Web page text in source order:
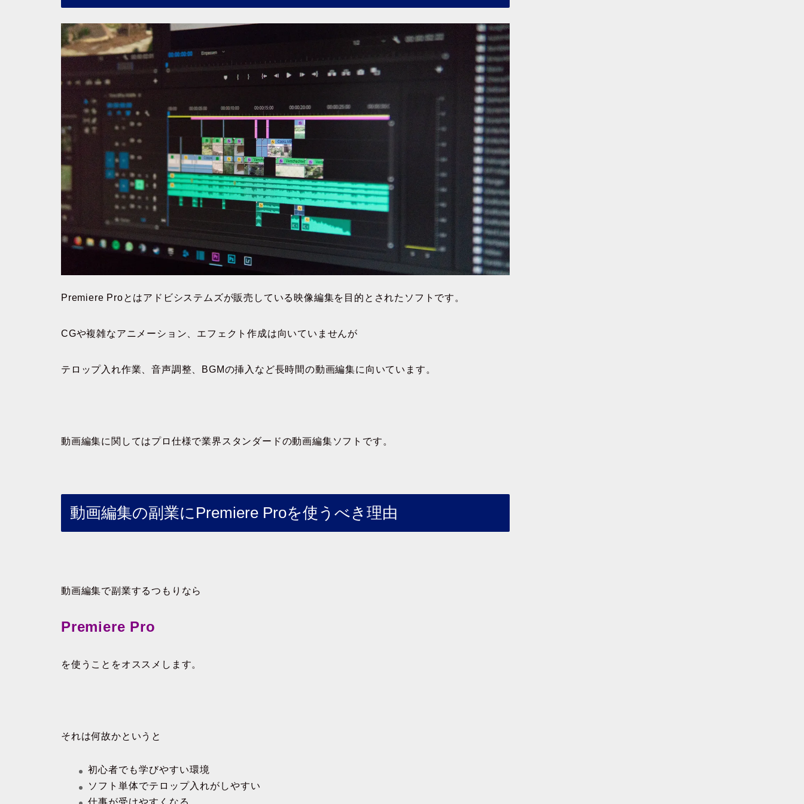
Premiere Proとはアドビシステムズが販売している映像編集を目的とされたソフトです。
CGや複雑なアニメーション、エフェクト作成は向いていませんが
テロップ入れ作業、音声調整、BGMの挿入など長時間の動画編集に向いています。
動画編集に関してはプロ仕様で業界スタンダードの動画編集ソフトです。
動画編集の副業にPremiere Proを使うべき理由
動画編集で副業するつもりなら
Premiere Pro
を使うことをオススメします。
それは何故かというと
初心者でも学びやすい環境
ソフト単体でテロップ入れがしやすい
仕事が受けやすくなる